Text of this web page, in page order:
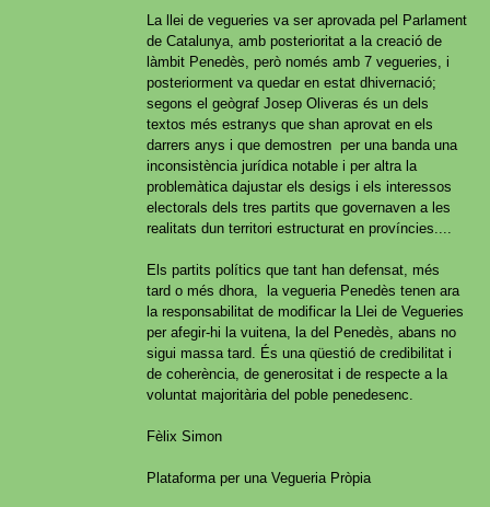
La llei de vegueries va ser aprovada pel Parlament
de Catalunya, amb posterioritat a la creació de
làmbit Penedès, però només amb 7 vegueries, i
posteriorment va quedar en estat dhivernació;
segons el geògraf Josep Oliveras és un dels
textos més estranys que shan aprovat en els
darrers anys i que demostren per una banda una
inconsistència jurídica notable i per altra la
problemàtica dajustar els desigs i els interessos
electorals dels tres partits que governaven a les
realitats dun territori estructurat en províncies....
Els partits polítics que tant han defensat, més
tard o més dhora, la vegueria Penedès tenen ara
la responsabilitat de modificar la Llei de Vegueries
per afegir-hi la vuitena, la del Penedès, abans no
sigui massa tard. És una qüestió de credibilitat i
de coherència, de generositat i de respecte a la
voluntat majoritària del poble penedesenc.
Fèlix Simon
Plataforma per una Vegueria Pròpia